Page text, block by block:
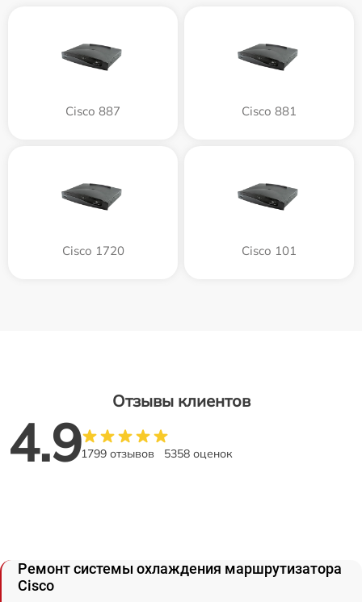
Cisco 887 Cisco 881
Cisco 1720 Cisco 101
Отзывы клиентов
4.91799 отзывов 5358 оценок
Ремонт системы охлаждения маршрутизатора
Cisco